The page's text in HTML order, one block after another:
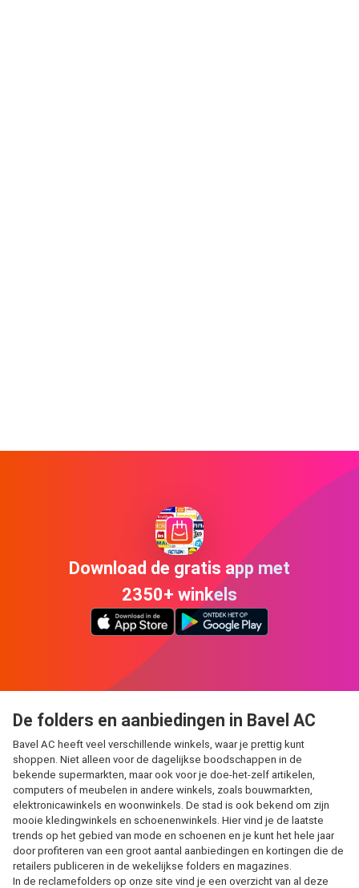
Download de gratis app met
2350+ winkels
De folders en aanbiedingen in Bavel AC
Bavel AC heeft veel verschillende winkels, waar je prettig kunt
shoppen. Niet alleen voor de dagelijkse boodschappen in de
bekende supermarkten, maar ook voor je doe-het-zelf artikelen,
computers of meubelen in andere winkels, zoals bouwmarkten,
elektronicawinkels en woonwinkels. De stad is ook bekend om zijn
mooie kledingwinkels en schoenenwinkels. Hier vind je de laatste
trends op het gebied van mode en schoenen en je kunt het hele jaar
door profiteren van een groot aantal aanbiedingen en kortingen die de
retailers publiceren in de wekelijkse folders en magazines.
In de reclamefolders op onze site vind je een overzicht van al deze